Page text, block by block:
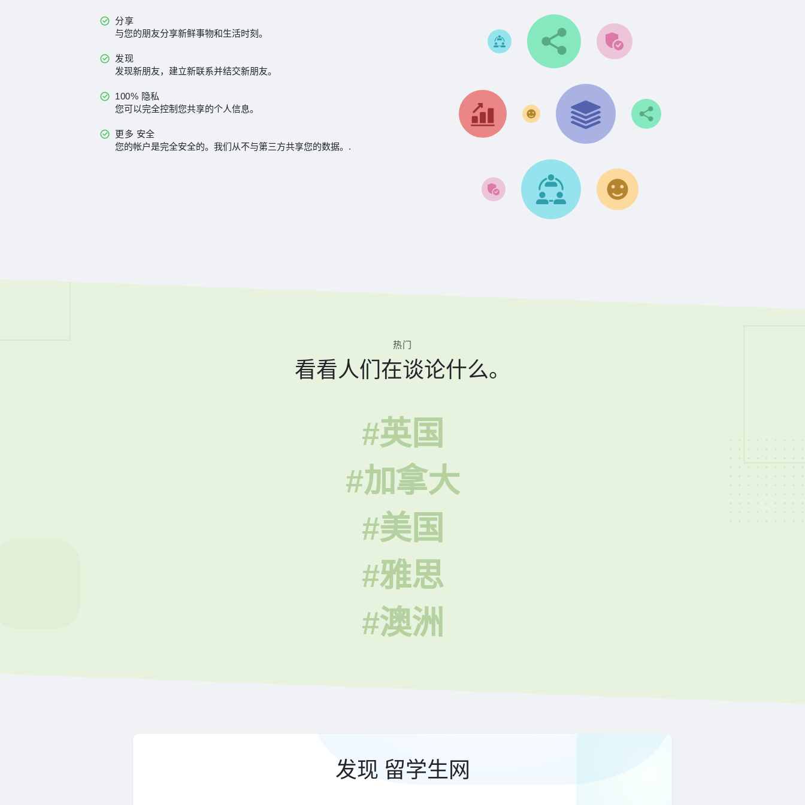
分享
与您的朋友分享新鲜事物和生活时刻。
发现
发现新朋友，建立新联系并结交新朋友。
100% 隐私
您可以完全控制您共享的个人信息。
更多 安全
您的帐户是完全安全的。我们从不与第三方共享您的数据。.
热门
看看人们在谈论什么。
#英国
#加拿大
#美国
#雅思
#澳洲
发现 留学生网